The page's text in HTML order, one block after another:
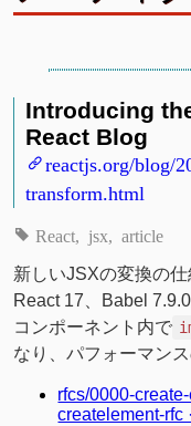
Introducing
React Blog
reactjs.org/blog/
transform.html
React jsx article
新しいJSXの変換の仕
React 17、Babel
コンポーネント内で
なり、パフォーマン
rfcs/0000-
createlement-rfc